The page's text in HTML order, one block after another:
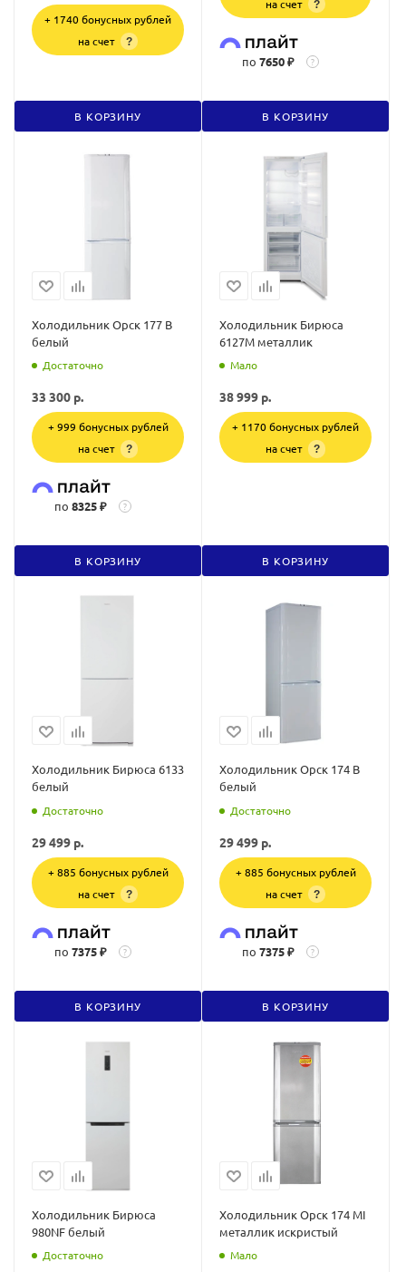
+ 1740 бонусных рублей
на счет
?
В КОРЗИНУ
на счет ?
по 7650 ₽ ?
В КОРЗИНУ
Холодильник Орск 177 В
белый
Достаточно
33 300 р.
+ 999 бонусных рублей
на счет
?
по 8325 ₽ ?
В КОРЗИНУ
Холодильник Бирюса
6127M металлик
Мало
38 999 р.
+ 1170 бонусных рублей
на счет
?
В КОРЗИНУ
Холодильник Бирюса 6133
белый
Достаточно
29 499 р.
+ 885 бонусных рублей
на счет
?
по 7375 ₽ ?
В КОРЗИНУ
Холодильник Орск 174 В
белый
Достаточно
29 499 р.
+ 885 бонусных рублей
на счет
?
по 7375 ₽ ?
В КОРЗИНУ
Холодильник Бирюса
980NF белый
Достаточно
Холодильник Орск 174 MI
металлик искристый
Мало